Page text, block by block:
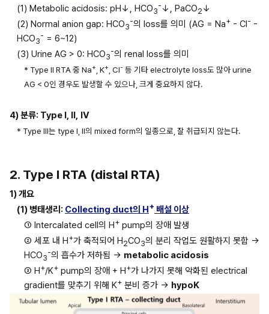
(1) Metabolic acidosis: pH↓, HCO3
- ↓, PaCO2 ↓
(2) Normal anion gap: HCO3
-의 loss를 의미 (AG = Na+ - Cl- -
HCO3
- = 6~12)
(3) Urine AG > 0: HCO3
-의 renal loss를 의미
* Type II RTA 중 Na+ , K+ , Cl- 등 기타 electrolyte loss도 많아 urine
AG < 0인 경우도 발생할 수 있으나, 크게 중요하지 않다.
4) 분류: Type I, II, IV
* Type III는 type I, II의 mixed form의 일종으로, 잘 취급되지 않는다.
2. Type I RTA (distal RTA)
1) 개요
(1) 병태생리: Collecting duct의 H+ 배설 이상
① Intercalated cell의 H+ pump의 장애 발생
② 세포 내 H+가 축적되어 H2CO3의 분리 작업도 원활하지 못함 →
HCO3
-의 흡수가 저하됨 → metabolic acidosis
③ H+/K+ pump의 장애 + H+가 나가지 못해 악화된 electrical
gradient를 맞추기 위해 K+ 분비 증가 → hypoK